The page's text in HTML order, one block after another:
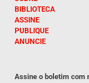
BIBLIOTECA
ASSINE
PUBLIQUE
ANUNCIE
Assine o boletim com